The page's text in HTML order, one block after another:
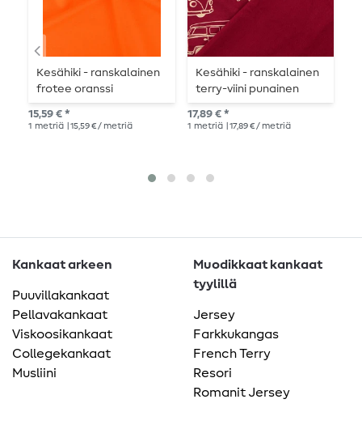
Kesähiki - ranskalainen
frotee oranssi
15,59 € *
1 metriä | 15,59 € / metriä
Kesähiki - ranskalainen
terry-viini punainen
Angeraut
17,89 € *
1 metriä | 17,89 € / metriä
Kankaat arkeen
Puuvillakankaat
Pellavakankaat
Viskoosikankaat
Collegekankaat
Musliini
Muodikkaat kankaat
tyylillä
Jersey
Farkkukangas
French Terry
Resori
Romanit Jersey